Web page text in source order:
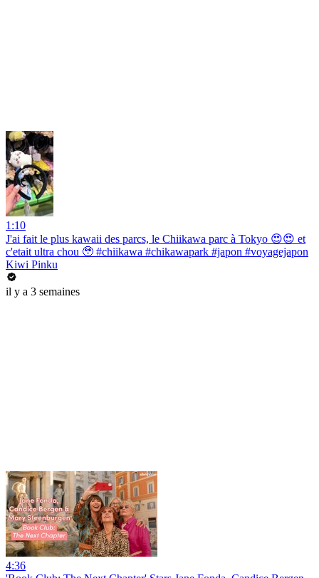
1:10
J'ai fait le plus kawaii des parcs, le Chiikawa parc à Tokyo 😍😍 et
c'etait ultra chou 🥹 #chiikawa #chikawapark #japon #voyagejapon
Kiwi Pinku
il y a 3 semaines
4:36